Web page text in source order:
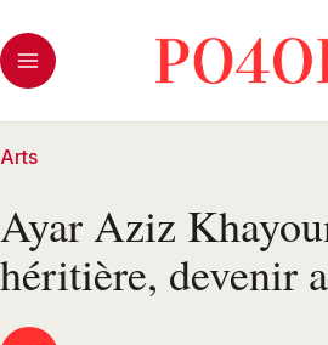
Arts
Ayar Aziz
héritière, devenir